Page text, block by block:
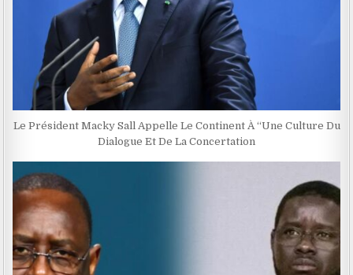
Le Président Macky Sall Appelle Le Continent À ‘‘Une Culture Du
Dialogue Et De La Concertation